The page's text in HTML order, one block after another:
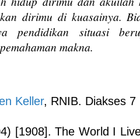
dirimu di kuasainya.
pendidikan situasi
makna.
Keller, RNIB. Diakses 7
[1908].The World I